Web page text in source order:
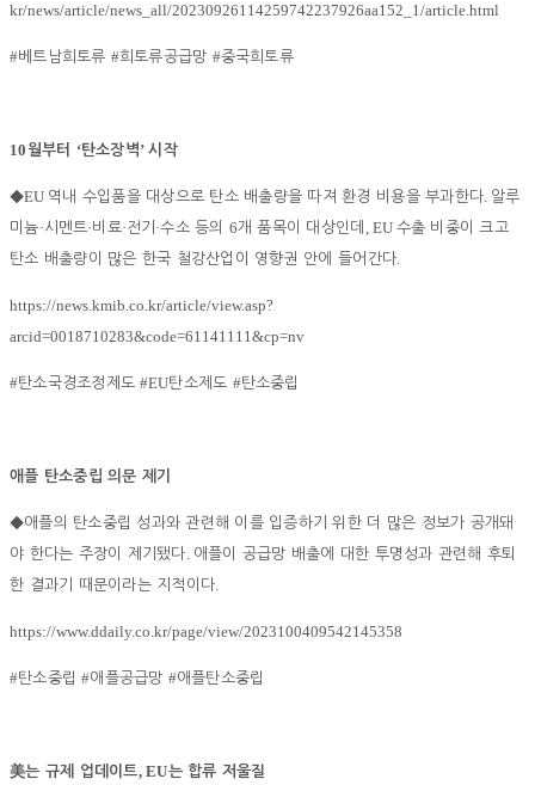
kr/news/article/news_all/20230926114259742237926aa152_1/article.html
#베트남희토류 #희토류공급망 #중국희토류
10월부터 ‘탄소장벽’시작
◆EU 역내 수입품을 대상으로 탄소 배출량을 따져 환경 비용을 부과한다. 알루
미늄·시멘트·비료·전기 ·수소 등의 6개 품목이 대상인데 , EU 수출 비중이 크고
탄소 배출량이 많은 한국 철강산업이 영향권 안에 들어간다.
https://news.kmib.co.kr/article/view.asp?
arcid=0018710283&code=61141111&cp=nv
#탄소국경조정제도#EU탄소제도 #탄소중립
애플 탄소중립 의문 제기
◆애플의 탄소중립 성과와 관련해 이를 입증하기 위한 더 많은 정보가 공개돼
야 한다는 주장이 제기됐다. 애플이 공급망 배출에 대한 투명성과 관련해 후퇴
한 결과기 때문이라는 지적이다.
https://www.ddaily.co.kr/page/view/2023100409542145358
#탄소중립#애플공급망 #애플탄소중립
美는 규제 업데이트, EU는 합류 저울질